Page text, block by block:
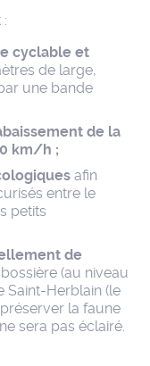
cyclable et
de large,
une bande
de la
km/h ;
afin
entre le
petits
de
(au niveau
Saint-Herblain (le
la faune
sera pas éclairé.